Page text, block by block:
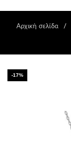
Αρχική σελίδα /
-17%